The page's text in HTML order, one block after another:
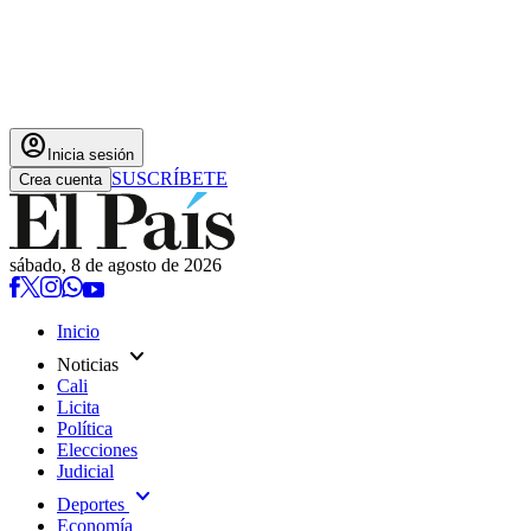
account_circle Inicia sesión
Crea cuenta SUSCRÍBETE
sábado, 8 de agosto de 2026
Inicio
Noticias expand_more
Cali
Licita
Política
Elecciones
Judicial
Deportes expand_more
Economía